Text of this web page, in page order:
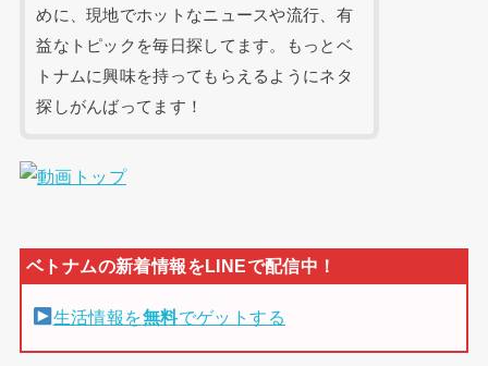
めに、現地でホットなニュースや流行、有
益なトピックを毎日探してます。もっとベ
トナムに興味を持ってもらえるようにネタ
探しがんばってます！
生活情報を無料でゲットする